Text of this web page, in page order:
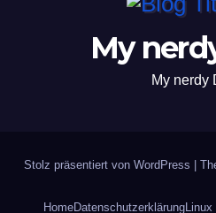
My
My nerdy
Stolz präsentiert von WordPress
HomeDatenschutzerklärungLinux